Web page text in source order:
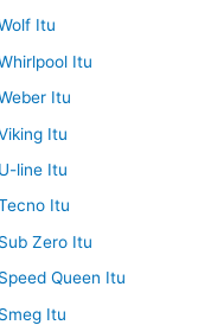
Itu
Itu
Itu
Itu
line Itu
Itu
Zero Itu
Queen Itu
Itu